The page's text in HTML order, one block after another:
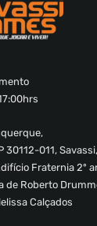
30112-011,
Fraternia 2º
de Roberto
Calçados